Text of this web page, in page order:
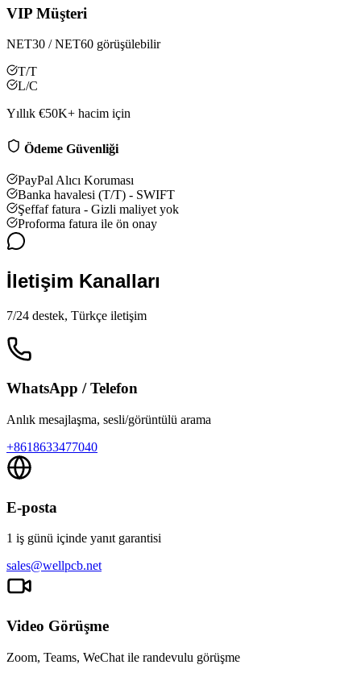
VIP Müşteri
NET30 / NET60 görüşülebilir
T/T
L/C
Yıllık €50K+ hacim için
Ödeme Güvenliği
PayPal Alıcı Koruması
Banka havalesi (T/T) - SWIFT
Şeffaf fatura - Gizli maliyet yok
Proforma fatura ile ön onay
İletişim Kanalları
7/24 destek, Türkçe iletişim
WhatsApp / Telefon
Anlık mesajlaşma, sesli/görüntülü arama
+8618633477040
E-posta
1 iş günü içinde yanıt garantisi
sales@wellpcb.net
Video Görüşme
Zoom, Teams, WeChat ile randevulu görüşme